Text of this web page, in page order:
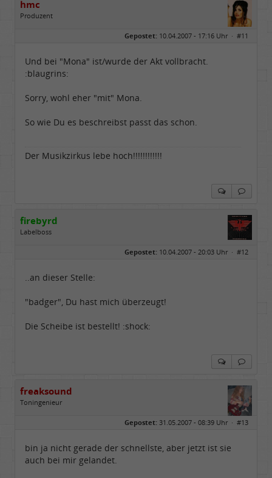
hmc
Produzent
Beiträge:
17570
Dabei seit:
Gepostet: 10.04.2007 - 17:16 Uhr · #11
Und bei "Mona" ist/wurde der Akt vollbracht.
:blaugrins:
Sorry, wohl eher "mit" Mona.
So wie Du es beschreibst passt das schon.
Der Musikzirkus lebe hoch!!!!!!!!!!!!
firebyrd
Labelboss
Hausgeburt (Ausgeburt?)
Gepostet: 10.04.2007 - 20:03 Uhr · #12
..an dieser Stelle:
"badger", Du hast mich überzeugt!
Die Scheibe ist bestellt! :shock:
freaksound
Toningenieur
Dabei seit:
05 / 2006
Gepostet: 31.05.2007 - 08:39 Uhr · #13
bin ja nicht gerade der schnellste, aber jetzt ist sie
auch bei mir gelandet.